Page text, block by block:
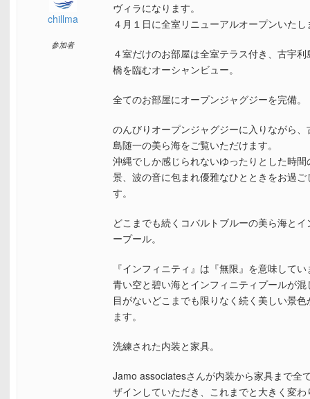
chillma
参加者
ヴィラになります。
４月１日に全室リニューアルオープンいたし
４室だけのお部屋は全室テラス付き、古宇
橋を臨むオーシャンビュー。
全てのお部屋にオープンジャグジーを完備。
のんびりオープンジャグジーに入りながら
島随一の美ら海をご覧いただけます。
沖縄でしか感じられないゆったりとした時
景、波の音に包まれ優雅なひとときをお過
す。
どこまでも続くコバルトブルーの美ら海と
ープール。
『インフィニティ』は『無限』を意味して
青い空と碧い海とインフィニティプールが
目がないどこまでも限りなく続く美しい景
ます。
洗練された内装と家具。
Jamo associatesさんが内装から家具まで全
ザインしていただき、これまでと大きく変わ